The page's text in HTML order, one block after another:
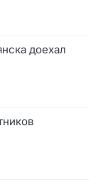
доехал